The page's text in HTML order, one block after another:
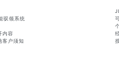
驭领系统
内容
客户须知